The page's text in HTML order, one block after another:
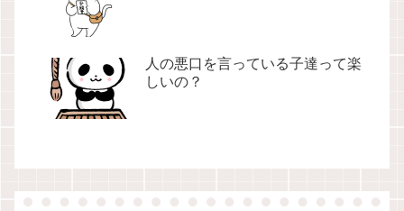
人の悪口を言っている子達って楽
しいの？